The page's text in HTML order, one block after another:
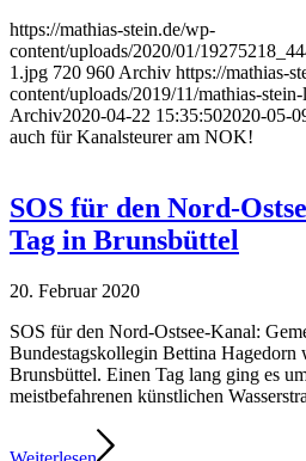
https://mathias-stein.de/wp-
content/uploads/2020/01/
1.jpg 720 960 Archiv https://mathias-
content/uploads/2019/11/mathias-
Archiv2020-04-22 15:35:502020-05-
auch für Kanalsteurer am NOK!
SOS für den Nord-
Tag in Brunsbüttel
20. Februar 2020
SOS für den Nord-Ostsee-Kanal:
Bundestagskollegin Bettina Hagedorn
Brunsbüttel. Einen Tag lang ging es
meistbefahrenen künstlichen